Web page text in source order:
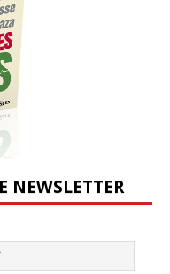
NEWSLETTER